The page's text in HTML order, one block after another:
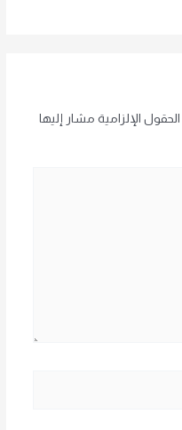
الحقول الإلزامية مشار إليها